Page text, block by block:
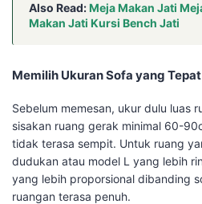
Also Read:Meja Makan Jati
Makan Jati Kursi Bench Jati
Memilih Ukuran Sofa yang Tepat
Sebelum memesan, ukur dulu luas
sisakan ruang gerak minimal 60-
tidak terasa sempit. Untuk ruang
dudukan atau model L yang lebih
yang lebih proporsional dibanding
ruangan terasa penuh.